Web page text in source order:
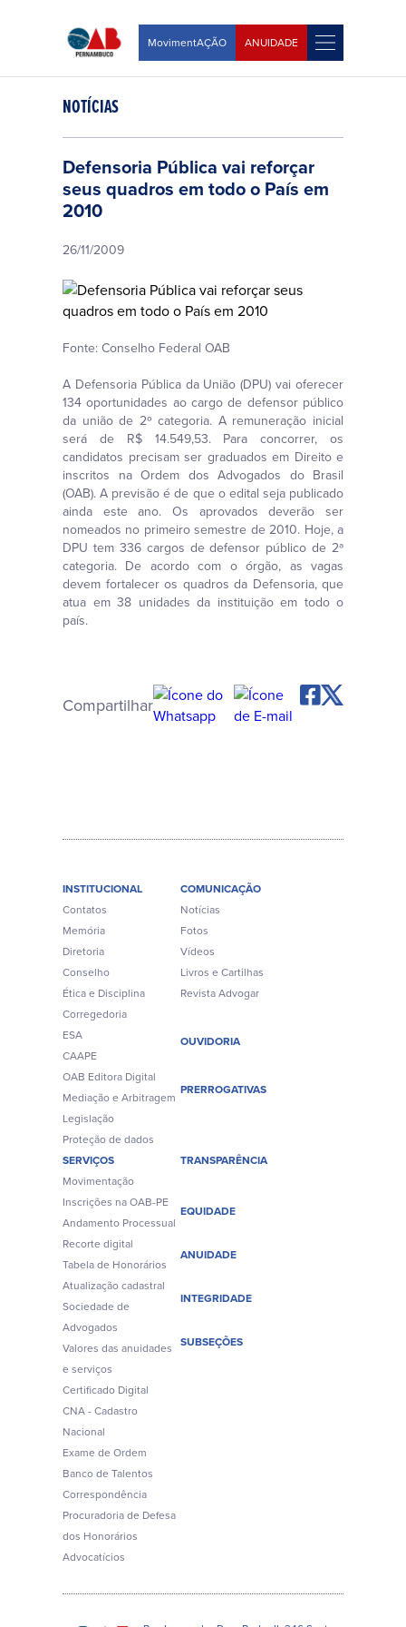
MovimentAÇÃO ANUIDADE
NOTÍCIAS
Defensoria Pública vai reforçar
seus quadros em todo o País em
2010
26/11/2009
Fonte: Conselho Federal OAB
A Defensoria Pública da União (DPU) vai oferecer
134 oportunidades ao cargo de defensor público
da união de 2º categoria. A remuneração inicial
será de R$ 14.549,53. Para concorrer, os
candidatos precisam ser graduados em Direito e
inscritos na Ordem dos Advogados do Brasil
(OAB). A previsão é de que o edital seja publicado
ainda este ano. Os aprovados deverão ser
nomeados no primeiro semestre de 2010. Hoje, a
DPU tem 336 cargos de defensor público de 2ª
categoria. De acordo com o órgão, as vagas
devem fortalecer os quadros da Defensoria, que
atua em 38 unidades da instituição em todo o
país.
Compartilhar
INSTITUCIONAL
Contatos
Memória
Diretoria
Conselho
Ética e Disciplina
Corregedoria
ESA
CAAPE
OAB Editora Digital
Mediação e Arbitragem
Legislação
Proteção de dados
COMUNICAÇÃO
Notícias
Fotos
Vídeos
Livros e Cartilhas
Revista Advogar
OUVIDORIA
PRERROGATIVAS
SERVIÇOS
Movimentação
Inscrições na OAB-PE
Andamento Processual
Recorte digital
Tabela de Honorários
Atualização cadastral
Sociedade de
Advogados
Valores das anuidades
e serviços
Certificado Digital
CNA - Cadastro
Nacional
Exame de Ordem
Banco de Talentos
Correspondência
Procuradoria de Defesa
dos Honorários
Advocatícios
TRANSPARÊNCIA
EQUIDADE
ANUIDADE
INTEGRIDADE
SUBSEÇÕES